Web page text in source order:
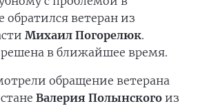
обратился ветеран из
Михаил Погорелюк.
в ближайшее время.
обращение ветерана
Валерия Полынского из